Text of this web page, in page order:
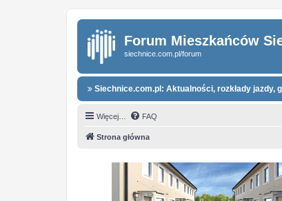
Forum Mieszkańców
siechnice.com.pl/forum
Siechnice.com.pl: Aktualności, rozkłady jazdy,
Więcej… FAQ
Strona główna